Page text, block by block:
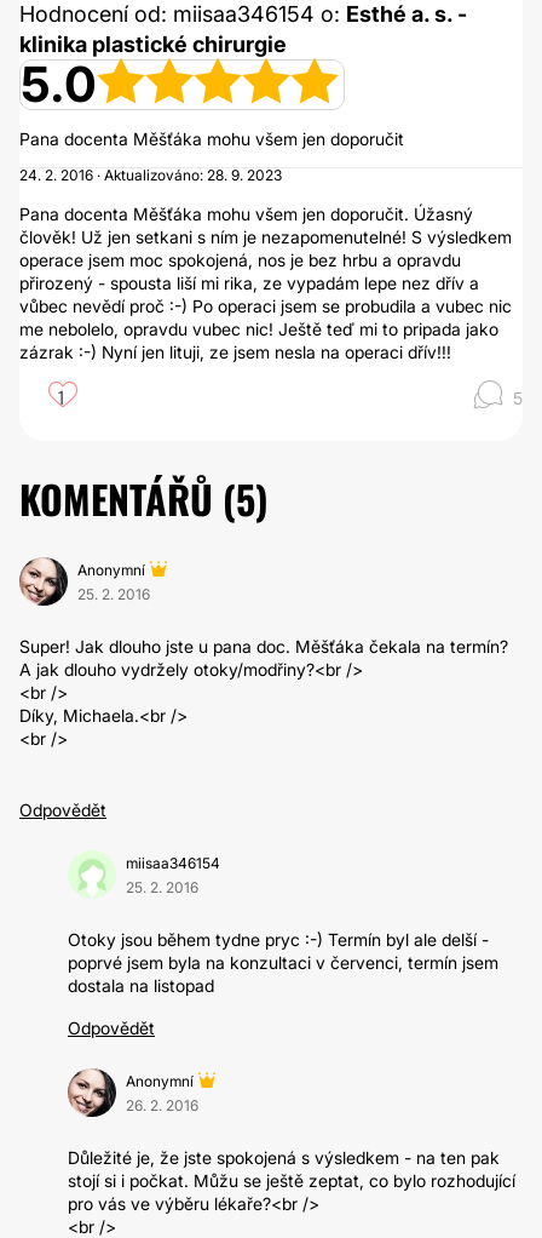
Hodnocení od: miisaa346154 o: Esthé a. s. -
klinika plastické chirurgie
5.0
Pana docenta Měšťáka mohu všem jen doporučit
24. 2. 2016 · Aktualizováno: 28. 9. 2023
Pana docenta Měšťáka mohu všem jen doporučit. Úžasný
člověk! Už jen setkani s ním je nezapomenutelné! S výsledkem
operace jsem moc spokojená, nos je bez hrbu a opravdu
přirozený - spousta liší mi rika, ze vypadám lepe nez dřív a
vůbec nevědí proč :-) Po operaci jsem se probudila a vubec nic
me nebolelo, opravdu vubec nic! Ještě teď mi to pripada jako
zázrak :-) Nyní jen lituji, ze jsem nesla na operaci dřív!!!
1 5
KOMENTÁŘŮ (5)
Anonymní
25. 2. 2016
Super! Jak dlouho jste u pana doc. Měšťáka čekala na termín?
A jak dlouho vydržely otoky/modřiny?<br />
<br />
Díky, Michaela.<br />
<br />
Odpovědět
miisaa346154
25. 2. 2016
Otoky jsou během tydne pryc :-) Termín byl ale delší -
poprvé jsem byla na konzultaci v červenci, termín jsem
dostala na listopad
Odpovědět
Anonymní
26. 2. 2016
Důležité je, že jste spokojená s výsledkem - na ten pak
stojí si i počkat. Můžu se ještě zeptat, co bylo rozhodující
pro vás ve výběru lékaře?<br />
<br />